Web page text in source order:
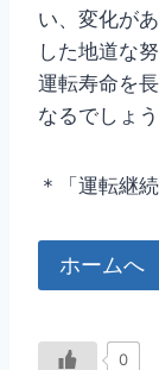
い、変化が
した地道な
運転寿命を
なるでしょう
＊「運転継
ホームへ
0